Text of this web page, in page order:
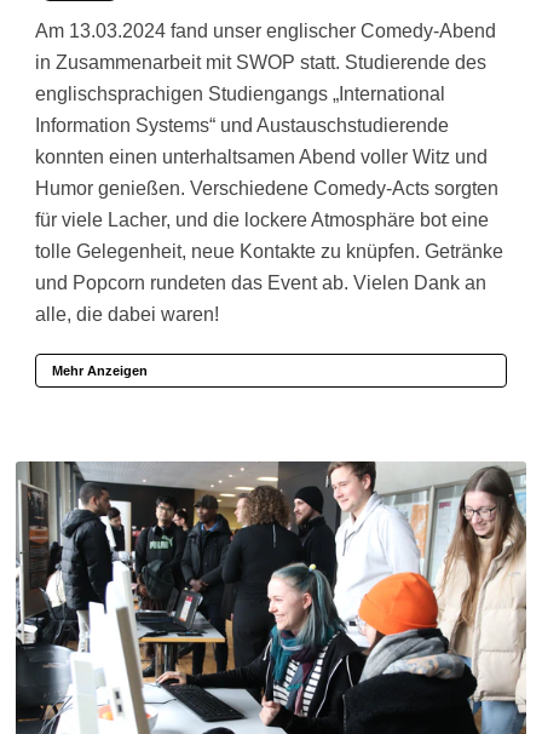
Am 13.03.2024 fand unser englischer Comedy-Abend
in Zusammenarbeit mit SWOP statt. Studierende des
englischsprachigen Studiengangs „International
Information Systems“ und Austauschstudierende
konnten einen unterhaltsamen Abend voller Witz und
Humor genießen. Verschiedene Comedy-Acts sorgten
für viele Lacher, und die lockere Atmosphäre bot eine
tolle Gelegenheit, neue Kontakte zu knüpfen. Getränke
und Popcorn rundeten das Event ab. Vielen Dank an
alle, die dabei waren!
Mehr Anzeigen